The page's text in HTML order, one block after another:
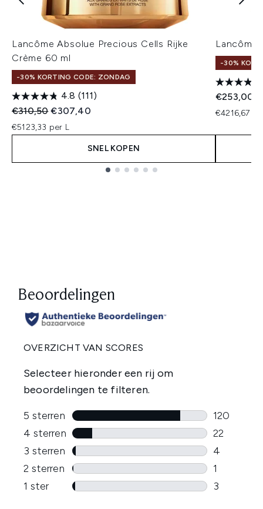
Lancôme Absolue Precious Cells Rijke
Crème 60 ml
-30% KORTING CODE: ZONDAG
4.8 (111)
Recommended Retail Price:
€310,50Huidige prijs:
€307,40
€5123,33 per L
SNEL KOPEN
Lancôme
-30%
€253,00
€4216,67